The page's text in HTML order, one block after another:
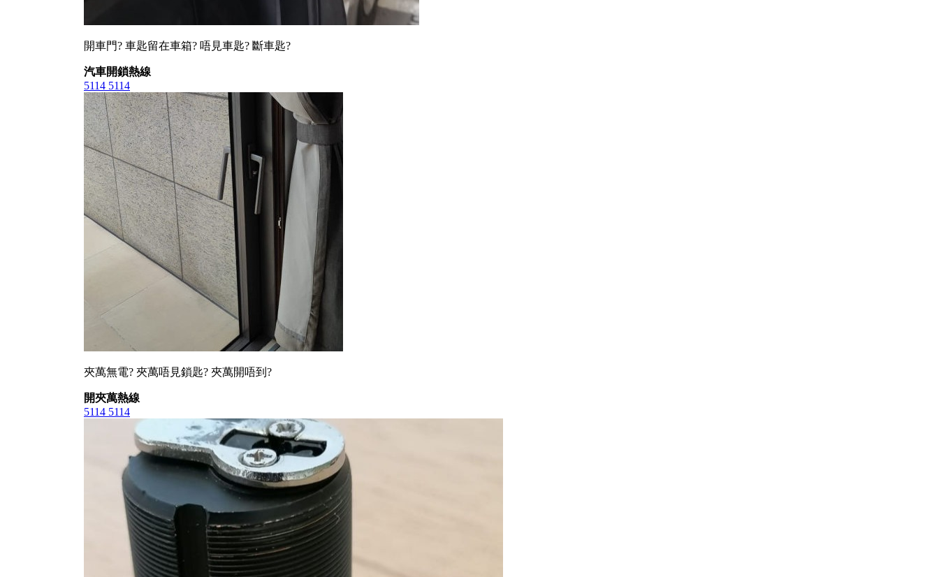
開車門? 車匙留在車箱? 唔見車匙? 斷車匙?
汽車開鎖熱線
5114 5114
夾萬無電? 夾萬唔見鎖匙? 夾萬開唔到?
開夾萬熱線
5114 5114